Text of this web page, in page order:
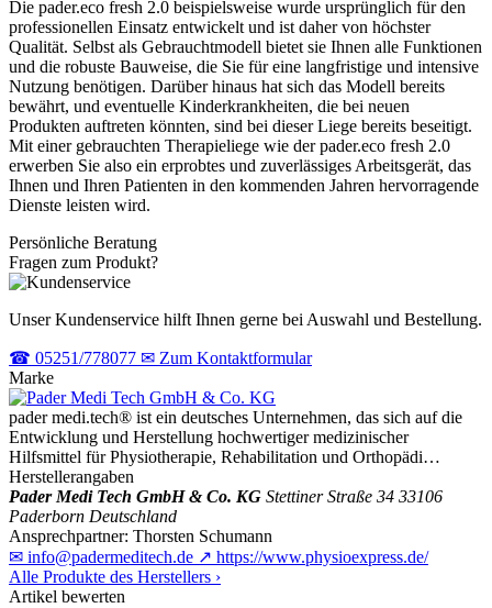
Die pader.eco fresh 2.0 beispielsweise wurde ursprünglich für den
professionellen Einsatz entwickelt und ist daher von höchster
Qualität. Selbst als Gebrauchtmodell bietet sie Ihnen alle Funktionen
und die robuste Bauweise, die Sie für eine langfristige und intensive
Nutzung benötigen. Darüber hinaus hat sich das Modell bereits
bewährt, und eventuelle Kinderkrankheiten, die bei neuen
Produkten auftreten könnten, sind bei dieser Liege bereits beseitigt.
Mit einer gebrauchten Therapieliege wie der pader.eco fresh 2.0
erwerben Sie also ein erprobtes und zuverlässiges Arbeitsgerät, das
Ihnen und Ihren Patienten in den kommenden Jahren hervorragende
Dienste leisten wird.
Persönliche Beratung
Fragen zum Produkt?
Unser Kundenservice hilft Ihnen gerne bei Auswahl und Bestellung.
☎ 05251/778077 ✉ Zum Kontaktformular
Marke
pader medi.tech® ist ein deutsches Unternehmen, das sich auf die
Entwicklung und Herstellung hochwertiger medizinischer
Hilfsmittel für Physiotherapie, Rehabilitation und Orthopädi…
Herstellerangaben
Pader Medi Tech GmbH & Co. KG Stettiner Straße 34 33106
Paderborn Deutschland
Ansprechpartner: Thorsten Schumann
✉ info@padermeditech.de ↗ https://www.physioexpress.de/
Alle Produkte des Herstellers ›
Artikel bewerten